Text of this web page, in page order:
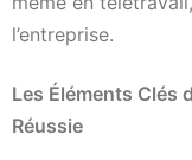
l’entreprise.
Les Éléments Clés
Réussie